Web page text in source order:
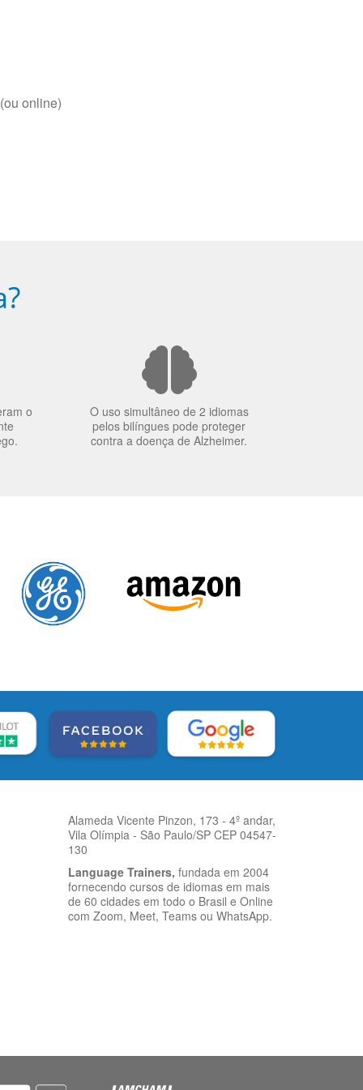
online)
o
O uso simultâneo de 2 idiomas
pelos bilíngues pode proteger
contra a doença de Alzheimer.
Alameda Vicente Pinzon, 173 - 4º andar,
Vila Olímpia - São Paulo/SP CEP 04547-
130
Language Trainers, fundada em 2004
fornecendo cursos de idiomas em mais
de 60 cidades em todo o Brasil e Online
com Zoom, Meet, Teams ou WhatsApp.